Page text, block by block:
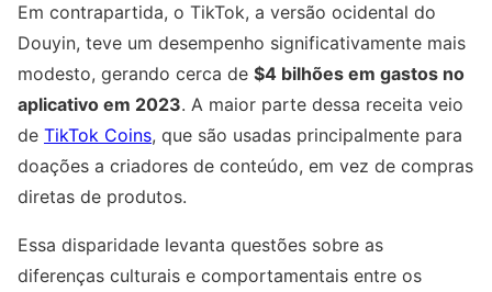
Em contrapartida, o TikTok, a versão ocidental do
Douyin, teve um desempenho significativamente mais
modesto, gerando cerca de $4 bilhões em gastos no
aplicativo em 2023. A maior parte dessa receita veio
de TikTok Coins, que são usadas principalmente para
doações a criadores de conteúdo, em vez de compras
diretas de produtos.
Essa disparidade levanta questões sobre as
diferenças culturais e comportamentais entre os